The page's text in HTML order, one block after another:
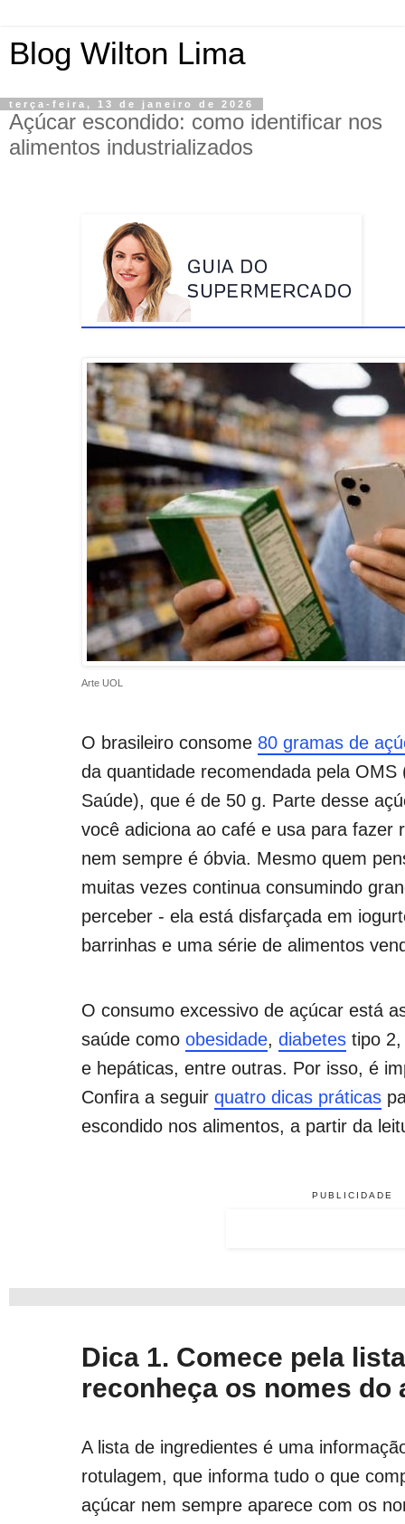
Blog Wilton Lima
terça-feira, 13 de janeiro de 2026
Açúcar escondido: como identificar nos
alimentos industrializados
Arte UOL
O brasileiro consome 80 gramas de
da quantidade recomendada pela
Saúde), que é de 50 g. Parte desse
você adiciona ao café e usa para fazer
nem sempre é óbvia. Mesmo quem
muitas vezes continua consumindo
perceber - ela está disfarçada em
barrinhas e uma série de alimentos
O consumo excessivo de açúcar está
saúde como obesidade, diabetes tipo
e hepáticas, entre outras. Por isso, é
Confira a seguir quatro dicas práticas
escondido nos alimentos, a partir da
PUBLICIDADE
Dica 1. Comece pela
reconheça os nomes do
A lista de ingredientes é uma
rotulagem, que informa tudo o que
açúcar nem sempre aparece com os